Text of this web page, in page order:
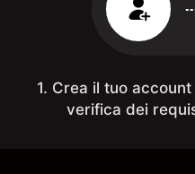
1. Crea il tuo
verifica dei